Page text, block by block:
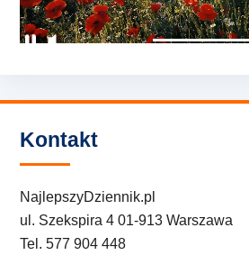
Kontakt
NajlepszyDziennik.pl
ul. Szekspira 4 01-913 Warszawa
Tel. 577 904 448